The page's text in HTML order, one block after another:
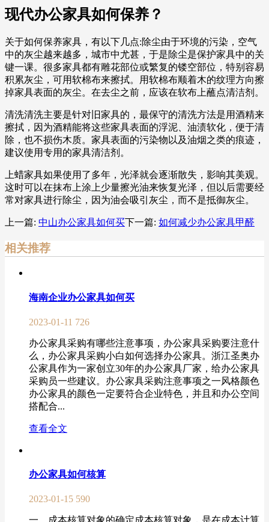
现代办公家具如何保养？
关于如何保养家具，有以下几点:除尘由于环境的污染，空气
中的灰尘越来越多，城市中尤甚，于是除尘是保护家具中的关
键一课。很多家具都有雕花部位或繁复的镂空部位，特别容易
积累灰尘，可用软棉布来擦拭。用软棉布顺着木的纹理方向擦
掉家具表面的灰尘。在去尘之前，应该在软布上蘸点清洁剂。
清洗清洗主要是针对旧家具的，最保守的清洗方法是用酒精来
擦拭，因为酒精能将这些家具表面的浮泥、油渍软化，便于清
除，也不损伤木质。家具表面的污染物以及油烟之类的痕迹，
建议使用专用的家具清洁剂。
上蜡家具如果使用了多年，光泽就会逐渐散失，影响其美观。
这时可以在抹布上涂上少量擦光油来恢复光泽，但以后需要经
常对家具进行除尘，因为油会吸引灰尘，而不是抵御灰尘。
上一篇: 中山办公家具如何买下一篇: 如何减少办公家具甲醛
相关推荐
海南企业办公家具如何买
2023-01-11 726
办公家具采购有哪些注意事项，办公家具采购要注意什
么，办公家具采购小白如何选择办公家具。浙江圣奥办
公家具作为一家创立30年的办公家具厂家，给办公家具
采购员一些建议。办公家具采购注意事项之一风格颜色
办公家具的颜色一定要符合企业特色，并且和办公空间
搭配合...
查看全文
办公家具如何核算
2023-01-15 590